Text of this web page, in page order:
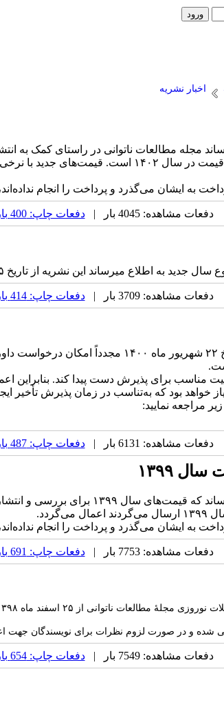
اخبار نشریه
به ایشان می‌گذرد و پرداخت را انجام
دفعات مشاهده: 4045 بار | دفعات چاپ: 400 بار
دفعات مشاهده: 3709 بار | دفعات چاپ: 414 بار
مناسب برای پذیرش دست پیدا کند.
خواهد بود که به‌تناسب در زمان پذیرش تأخیر
مراجعه نمایید:
دفعات مشاهده: 6131 بار | دفعات چاپ: 487 بار
۱۳۹۹
به ایشان می‌گذرد و پرداخت را انجام
دفعات مشاهده: 7753 بار | دفعات چاپ: 691 بار
شده و در صورت لزوم نظرات برای نویسندگان جهت
دفعات مشاهده: 7549 بار | دفعات چاپ: 654 بار